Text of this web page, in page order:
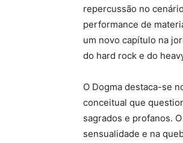
repercussão no
performance de
um novo capítulo na
do hard rock e do
O Dogma destaca-se
conceitual que
sagrados e profanos.
sensualidade e na